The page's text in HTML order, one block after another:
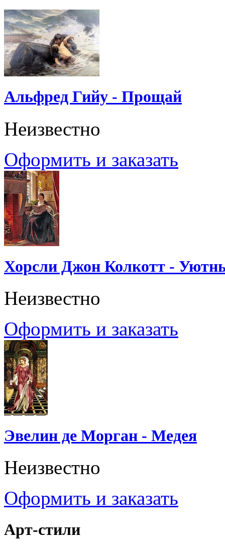
Альфред Гийу - Прощай
Неизвестно
Оформить и заказать
Хорсли Джон Колкотт -
Неизвестно
Оформить и заказать
Эвелин де Морган - Медея
Неизвестно
Оформить и заказать
Арт-стили